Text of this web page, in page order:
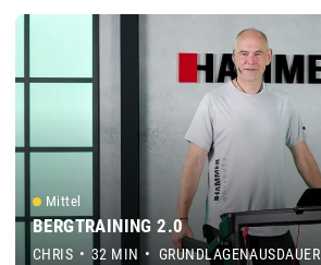
CHRIS • 32 MIN • GRUNDLAGENAUSDAUER
BERGTRAINING 2.0
Mittel